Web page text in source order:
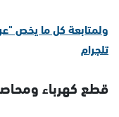
تلجرام
قطع كهرباء